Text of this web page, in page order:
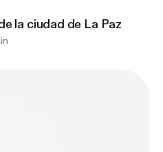
la ciudad de La Paz